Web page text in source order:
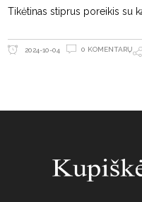
Tikėtinas stiprus poreikis su
2024-10-04 0 KOMENTARŲ